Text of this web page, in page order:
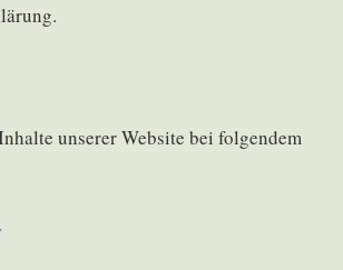
unserer Website bei folgendem